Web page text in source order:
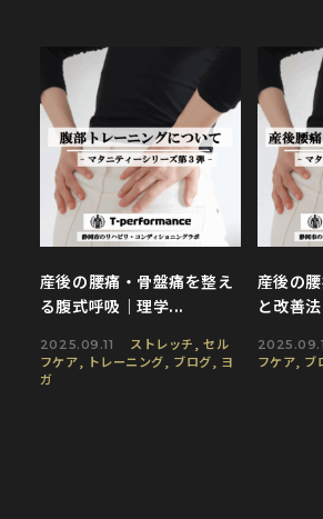
産後の腰痛・骨盤痛を整え
る腹式呼吸｜理学...
2025.09.11 ストレッチ,セル
フケア, トレーニング, ブログ, ヨ
ガ
産後の
と改善
フケア, ブ